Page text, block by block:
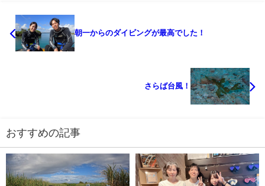
朝一からのダイビングが最高でした！
さらば台風！
おすすめの記事